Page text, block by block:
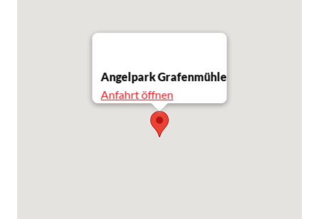
Angelpark Grafenmühle
Anfahrt öffnen